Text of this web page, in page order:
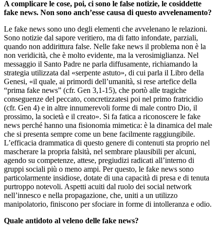
A complicare le cose, poi, ci sono le false notizie, le cosiddette
fake news. Non sono anch’esse causa di questo avvelenamento?
Le fake news sono uno degli elementi che avvelenano le relazioni.
Sono notizie dal sapore veritiero, ma di fatto infondate, parziali,
quando non addirittura false. Nelle fake news il problema non è la
non veridicità, che è molto evidente, ma la verosimiglianza. Nel
messaggio il Santo Padre ne parla diffusamente, richiamando la
strategia utilizzata dal «serpente astuto», di cui parla il Libro della
Genesi, «il quale, ai primordi dell’umanità, si rese artefice della
“prima fake news” (cfr. Gen 3,1-15), che portò alle tragiche
conseguenze del peccato, concretizzatesi poi nel primo fratricidio
(cfr. Gen 4) e in altre innumerevoli forme di male contro Dio, il
prossimo, la società e il creato». Si fa fatica a riconoscere le fake
news perché hanno una fisionomia mimetica: è la dinamica del male
che si presenta sempre come un bene facilmente raggiungibile.
L’efficacia drammatica di questo genere di contenuti sta proprio nel
mascherare la propria falsità, nel sembrare plausibili per alcuni,
agendo su competenze, attese, pregiudizi radicati all’interno di
gruppi sociali più o meno ampi. Per questo, le fake news sono
particolarmente insidiose, dotate di una capacità di presa e di tenuta
purtroppo notevoli. Aspetti acuiti dal ruolo dei social network
nell’innesco e nella propagazione, che, uniti a un utilizzo
manipolatorio, finiscono per sfociare in forme di intolleranza e odio.
Quale antidoto al veleno delle fake news?